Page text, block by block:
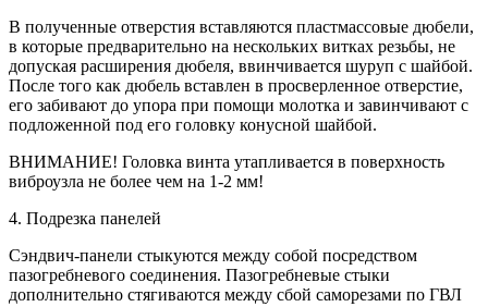
В полученные отверстия вставляются пластмассовые дюбели,
в которые предварительно на нескольких витках резьбы, не
допуская расширения дюбеля, ввинчивается шуруп с шайбой.
После того как дюбель вставлен в просверленное отверстие,
его забивают до упора при помощи молотка и завинчивают с
подложенной под его головку конусной шайбой.
ВНИМАНИЕ! Головка винта утапливается в поверхность
виброузла не более чем на 1-2 мм!
4. Подрезка панелей
Сэндвич-панели стыкуются между собой посредством
пазогребневого соединения. Пазогребневые стыки
дополнительно стягиваются между сбой саморезами по ГВЛ